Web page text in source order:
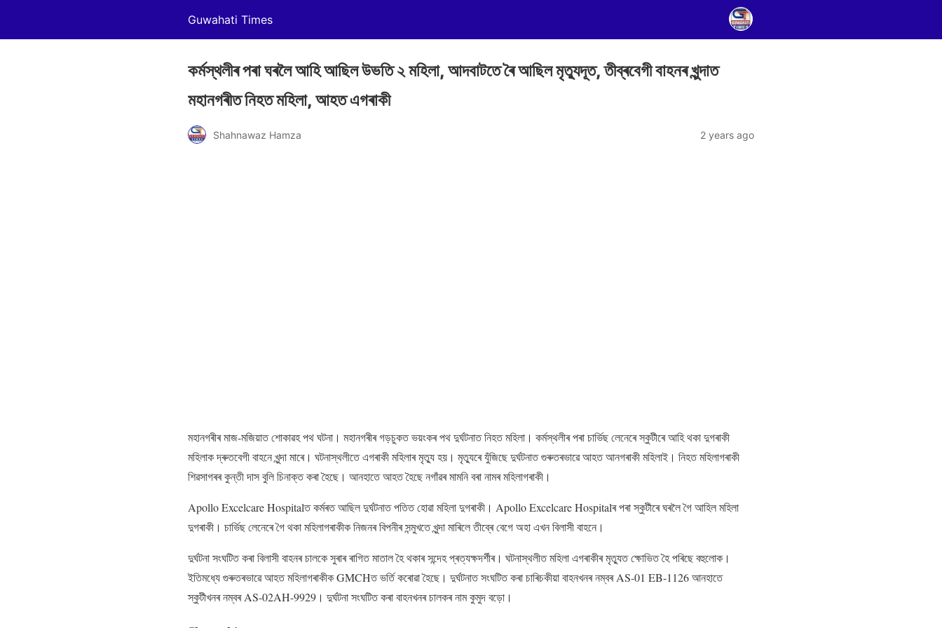
Guwahati Times
কৰ্মস্থলীৰ পৰা ঘৰলৈ আহি আছিল উভতি ২ মহিলা, আদবাটতে ৰৈ আছিল মৃত্যুদূত, তীব্ৰবেগী বাহনৰ খুন্দাত
মহানগৰীত নিহত মহিলা, আহত এগৰাকী
Shahnawaz Hamza 2 years ago
মহানগৰীৰ মাজ-মজিয়াত শোকাৱহ পথ ঘটনা। মহানগৰীৰ গড়চুকত ভয়ংকৰ পথ দুর্ঘটনাত নিহত মহিলা। কৰ্মস্থলীৰ পৰা চাৰ্ভিছ লেনেৰে স্কুটীৰে আহি থকা দুগৰাকী
মহিলাক দ্ৰুতবেগী বাহনে খুন্দা মাৰে। ঘটনাস্থলীতে এগৰাকী মহিলাৰ মৃত্যু হয়। মৃত্যুৰে যুঁজিছে দুৰ্ঘটনাত গুৰুতৰভাৱে আহত আনগৰাকী মহিলাই। নিহত মহিলাগৰাকী
শিৱসাগৰৰ কুন্তী দাস বুলি চিনাক্ত কৰা হৈছে। আনহাতে আহত হৈছে নগাঁৱৰ মামনি বৰা নামৰ মহিলাগৰাকী।
Apollo Excelcare Hospitalত কৰ্মৰত আছিল দুৰ্ঘটনাত পতিত হোৱা মহিলা দুগৰাকী। Apollo Excelcare Hospitalৰ পৰা স্কুটীৰে ঘৰলৈ গৈ আহিল মহিলা
দুগৰাকী। চাৰ্ভিছ লেনেৰে গৈ থকা মহিলাগৰাকীক নিজনৰ বিপনীৰ সন্মুখতে খুন্দা মাৰিলে তীব্ৰে বেগে অহা এখন বিলাসী বাহনে।
দুৰ্ঘটনা সংঘটিত কৰা বিলাসী বাহনৰ চালকে সুৰাৰ ৰাগিত মাতাল হৈ থকাৰ সন্দেহ প্ৰত্যক্ষদৰ্শীৰ। ঘটনাস্থলীত মহিলা এগৰাকীৰ মৃত্যুত ক্ষোভিত হৈ পৰিছে বহুলোক।
ইতিমধ্যে গুৰুতৰভাৱে আহত মহিলাগৰাকীক GMCHত ভৰ্তি কৰোৱা হৈছে। দুৰ্ঘটনাত সংঘটিত কৰা চাৰিচকীয়া বাহনখনৰ নম্বৰ AS-01 EB-1126 আনহাতে
স্কুটীখনৰ নম্বৰ AS-02AH-9929। দুৰ্ঘটনা সংঘটিত কৰা বাহনখনৰ চালকৰ নাম কুমুদ বড়ো।